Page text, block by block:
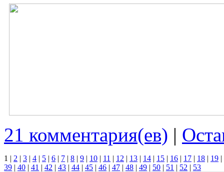
21 комментария(ев) |
1 | 2 | 3 | 4 | 5 | 6 | 7 | 8 | 9 | 10 | 11 | 12 | 13 | 14 | 15 | 16 | 17 | 18 | 19 |
39 | 40 | 41 | 42 | 43 | 44 | 45 | 46 | 47 | 48 | 49 | 50 | 51 | 52 | 53